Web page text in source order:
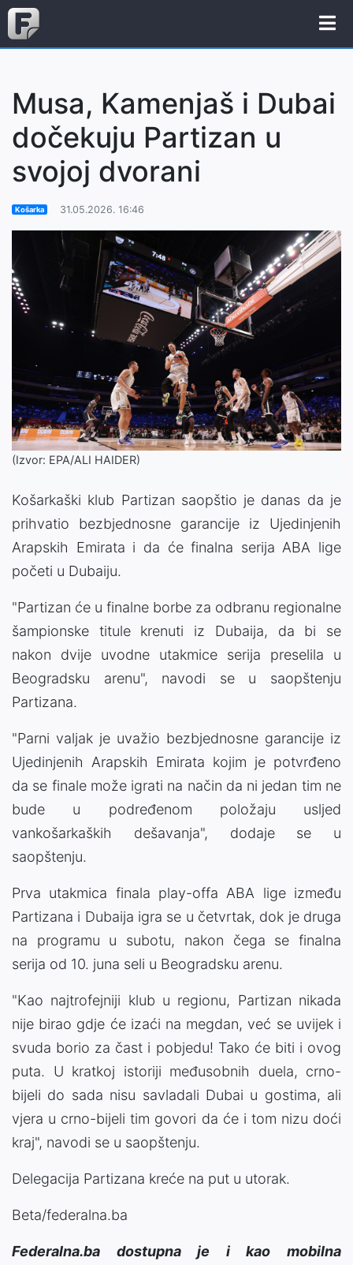
Musa, Kamenjaš i Dubai
dočekuju Partizan u
svojoj dvorani
Košarka 31.05.2026. 16:46
(Izvor: EPA/ALI HAIDER)
Košarkaški klub Partizan saopštio je danas da je
prihvatio bezbjednosne garancije iz Ujedinjenih
Arapskih Emirata i da će finalna serija ABA lige
početi u Dubaiju.
"Partizan će u finalne borbe za odbranu regionalne
šampionske titule krenuti iz Dubaija, da bi se
nakon dvije uvodne utakmice serija preselila u
Beogradsku arenu", navodi se u saopštenju
Partizana.
"Parni valjak je uvažio bezbjednosne garancije iz
Ujedinjenih Arapskih Emirata kojim je potvrđeno
da se finale može igrati na način da ni jedan tim ne
bude u podređenom položaju usljed
vankošarkaških dešavanja", dodaje se u
saopštenju.
Prva utakmica finala play-offa ABA lige između
Partizana i Dubaija igra se u četvrtak, dok je druga
na programu u subotu, nakon čega se finalna
serija od 10. juna seli u Beogradsku arenu.
"Kao najtrofejniji klub u regionu, Partizan nikada
nije birao gdje će izaći na megdan, već se uvijek i
svuda borio za čast i pobjedu! Tako će biti i ovog
puta. U kratkoj istoriji međusobnih duela, crno-
bijeli do sada nisu savladali Dubai u gostima, ali
vjera u crno-bijeli tim govori da će i tom nizu doći
kraj", navodi se u saopštenju.
Delegacija Partizana kreće na put u utorak.
Beta/federalna.ba
Federalna.ba dostupna je i kao mobilna